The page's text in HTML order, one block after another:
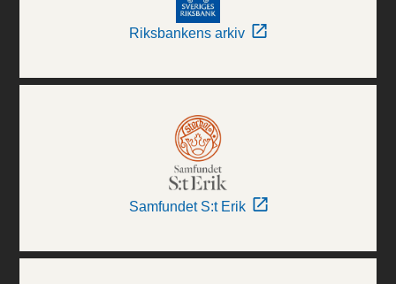
Riksbankens arkiv
Samfundet S:t Erik